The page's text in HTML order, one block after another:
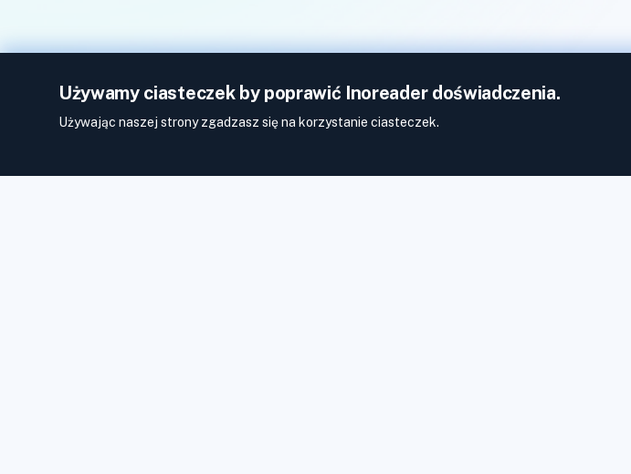
Używamy ciasteczek by poprawić Inoreader doświadczenia.
Używając naszej strony zgadzasz się na korzystanie ciasteczek.